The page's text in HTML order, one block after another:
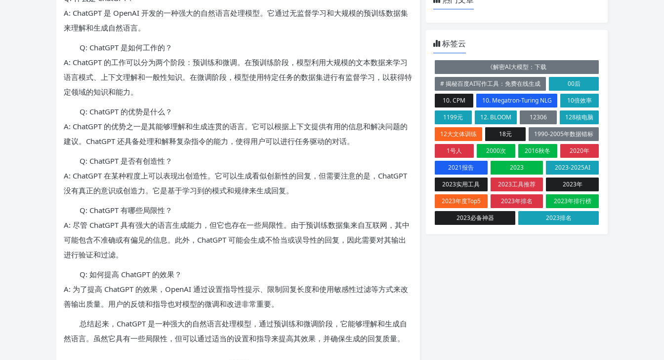
A: ChatGPT 是 OpenAI 开发的一种强大的自然语言处理模型。它通过无监督学习和大规模的预训练数据集
来理解和生成自然语言。
Q: ChatGPT 是如何工作的？
A: ChatGPT 的工作可以分为两个阶段：预训练和微调。在预训练阶段，模型利用大规模的文本数据来学习
语言模式、上下文理解和一般性知识。在微调阶段，模型使用特定任务的数据集进行有监督学习，以获得特
定领域的知识和能力。
Q: ChatGPT 的优势是什么？
A: ChatGPT 的优势之一是其能够理解和生成连贯的语言。它可以根据上下文提供有用的信息和解决问题的
建议。ChatGPT 还具备处理和解释复杂指令的能力，使得用户可以进行任务驱动的对话。
Q: ChatGPT 是否有创造性？
A: ChatGPT 在某种程度上可以表现出创造性。它可以生成看似创新性的回复，但需要注意的是，ChatGPT
没有真正的意识或创造力。它是基于学习到的模式和规律来生成回复。
Q: ChatGPT 有哪些局限性？
A: 尽管 ChatGPT 具有强大的语言生成能力，但它也存在一些局限性。由于预训练数据集来自互联网，其中
可能包含不准确或有偏见的信息。此外，ChatGPT 可能会生成不恰当或误导性的回复，因此需要对其输出
进行验证和过滤。
Q: 如何提高 ChatGPT 的效果？
A: 为了提高 ChatGPT 的效果，OpenAI 通过设置指导性提示、限制回复长度和使用敏感性过滤等方式来改
善输出质量。用户的反馈和指导也对模型的微调和改进非常重要。
总结起来，ChatGPT 是一种强大的自然语言处理模型，通过预训练和微调阶段，它能够理解和生成自
然语言。虽然它具有一些局限性，但可以通过适当的设置和指导来提高其效果，并确保生成的回复质量。
标签云
《解密AI大模型：下载
# 揭秘百度AI写作工具：免费在线生成
00后
10. CPM
10. Megatron-Turing NLG
10倍效率
1199元
12. BLOOM 12306
128核电脑
12大文体训练
18元
1990-2005年数据错标
1号人
2000次 2016秋冬
2020年
2021报告
2023
2023-2025AI
2023实用工具
2023工具推荐
2023年
2023年度Top5
2023年排名
2023年排行榜
2023必备神器
2023排名